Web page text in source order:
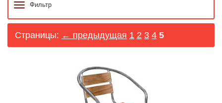
Фильтр
Страницы: ← предыдущая 1 2 3 4 5